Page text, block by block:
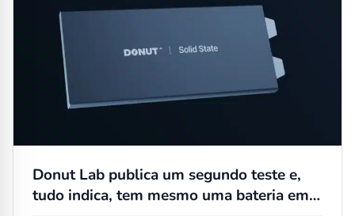
Donut Lab publica um segundo teste e,
tudo indica, tem mesmo uma bateria em